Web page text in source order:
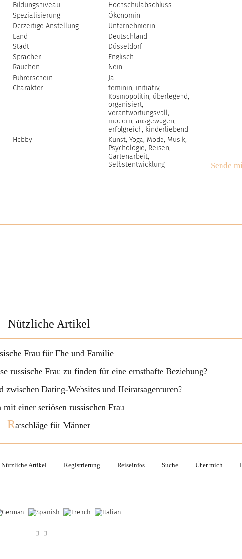
Bildungsniveau
Hochschulabschluss
Spezialisierung
Ökonomin
Derzeitige Anstellung
Unternehmerin
Land
Deutschland
Stadt
Düsseldorf
Sprachen
Englisch
Rauchen
Nein
Führerschein
Ja
Charakter
feminin, initiativ,
Kosmopolitin, überlegend,
organisiert,
verantwortungsvoll,
modern, ausgewogen,
erfolgreich, kinderliebend
Hobby
Kunst, Yoga, Mode, Musik,
Psychologie, Reisen,
Gartenarbeit,
Selbstentwicklung
Sende
Nützliche Artikel
Frau für Ehe und Familie
russische Frau zu finden für eine ernsthafte Beziehung?
zwischen Dating-Websites und Heiratsagenturen?
mit einer seriösen russischen Frau
Ratschläge für Männer
Nützliche Artikel Registrierung Reiseinfos Suche Über mich